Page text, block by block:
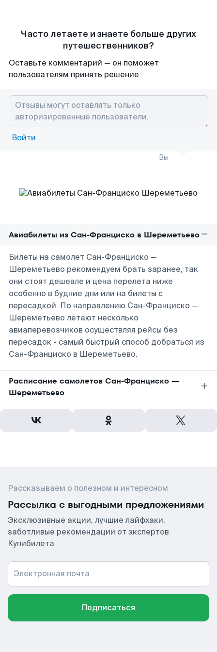
Часто летаете и знаете больше других
путешественников?
Оставьте комментарий — он поможет
пользователям принять решение
Войти
Вы
Авиабилеты из Сан-Франциско в Шереметьево
Билеты на самолет Сан-Франциско —
Шереметьево рекомендуем брать заранее, так
они стоят дешевле и цена перелета ниже
особенно в будние дни или на билеты с
пересадкой. По направлению Сан-Франциско —
Шереметьево летают несколько
авиаперевозчиков осуществляя рейсы без
пересадок - самый быстрый способ добраться из
Сан-Франциско в Шереметьево.
Расписание самолетов Сан-Франциско —
Шереметьево
Рассказываем о полезном и интересном
Рассылка с выгодными предложениями
Эксклюзивные акции, лучшие лайфхаки,
заботливые рекомендации от экспертов
Купибилета
Электронная почта
Подписаться